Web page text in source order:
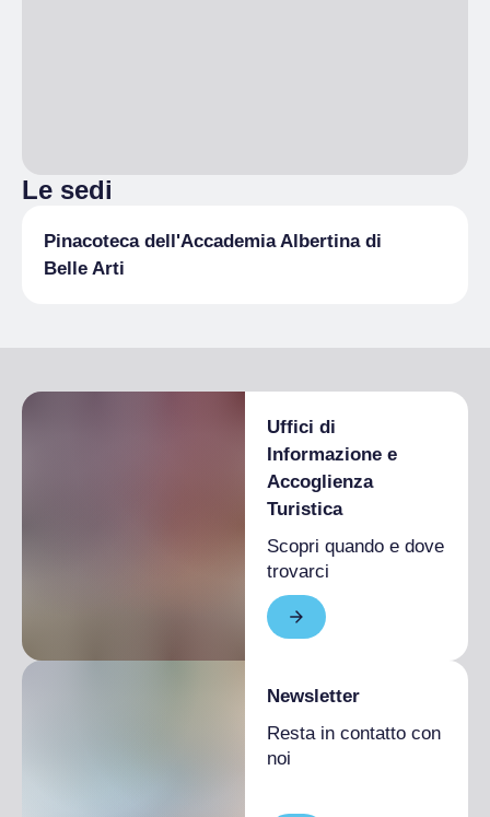
Le sedi
Pinacoteca dell'Accademia Albertina di
Belle Arti
Uffici di
Informazione e
Accoglienza
Turistica
Scopri quando e dove
trovarci
Newsletter
Resta in contatto con
noi